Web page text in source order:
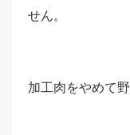
せん。
加工肉をやめて